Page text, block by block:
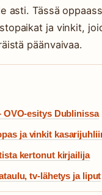
asti. Tässä
ja vinkit,
päänvaivaa.
OVO-esitys Dublinissa
ja vinkit
kertonut kirjailija
tv-lähetys ja liput